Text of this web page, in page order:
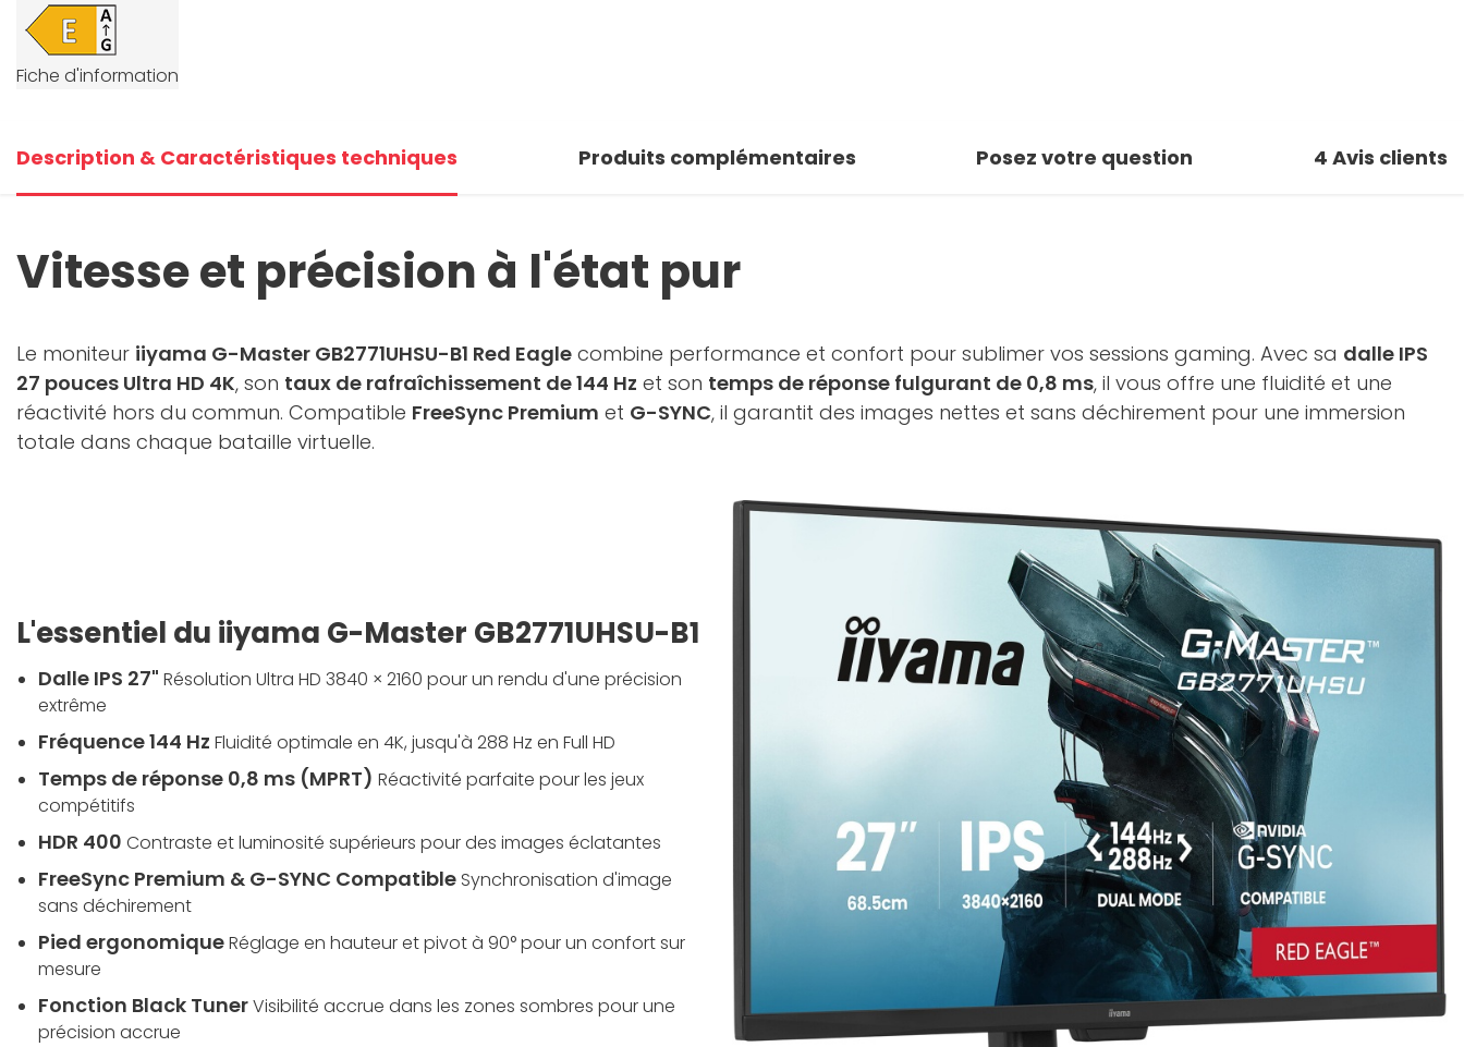
Fiche d'information
Description & Caractéristiques techniques Produits complémentaires Posez votre question 4 Avis clients
Vitesse et précision à l'état pur
Le moniteur iiyama G-Master GB2771UHSU-B1 Red Eagle combine performance et confort pour sublimer vos sessions gaming. Avec sa dalle IPS
27 pouces Ultra HD 4K, son taux de rafraîchissement de 144 Hz et son temps de réponse fulgurant de 0,8 ms, il vous offre une fluidité et une
réactivité hors du commun. Compatible FreeSync Premium et G-SYNC, il garantit des images nettes et sans déchirement pour une immersion
totale dans chaque bataille virtuelle.
L'essentiel du iiyama G-Master GB2771UHSU-B1
Dalle IPS 27" Résolution Ultra HD 3840 × 2160 pour un rendu d'une précision
extrême
Fréquence 144 Hz Fluidité optimale en 4K, jusqu'à 288 Hz en Full HD
Temps de réponse 0,8 ms (MPRT) Réactivité parfaite pour les jeux
compétitifs
HDR 400 Contraste et luminosité supérieurs pour des images éclatantes
FreeSync Premium & G-SYNC Compatible Synchronisation d'image
sans déchirement
Pied ergonomiqueRéglage en hauteur et pivot à 90° pour un confort sur
mesure
Fonction Black TunerVisibilité accrue dans les zones sombres pour une
précision accrue